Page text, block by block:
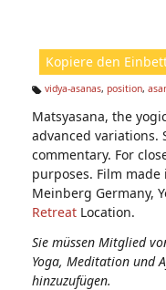
Kopiere den
g
s:
vidya-asanas, position,
Matsyasana, the
advanced variations.
commentary. For
purposes. Film made
Meinberg Germany,
Retreat Location.
Sie müssen Mitglied
Yoga, Meditation und
hinzuzufügen.